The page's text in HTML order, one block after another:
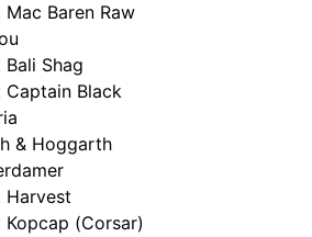
Mac Baren Raw
Bali Shag
Captain Black
& Hoggarth
Harvest
Корсар (Corsar)